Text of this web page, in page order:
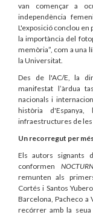
van començar a
independència
L'exposició conclou en
la importància del
memòria”, com a una
la Universitat.
Des de l'AC/E, la
manifestat l’àrdua
nacionals i
història
infraestructures de les
Un recorregut per
Els autors signants
conformen
remunten als
Cortés i Santos
Barcelona, Pacheco
recórrer amb la seua